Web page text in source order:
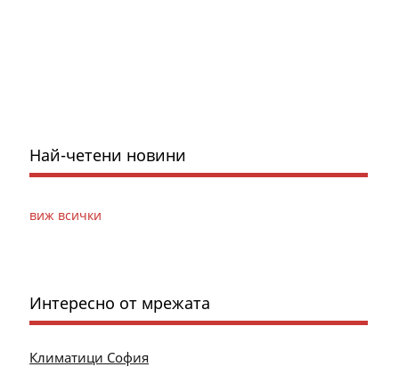
Най-четени новини
виж всички
Интересно от мрежата
Климатици София